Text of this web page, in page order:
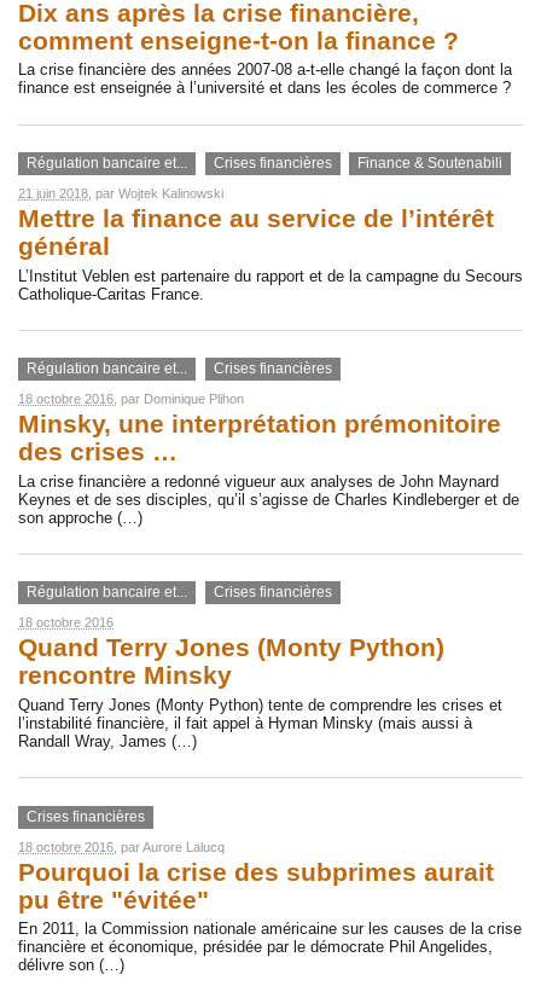
Dix ans après la crise financière,
comment enseigne-t-on la finance ?
La crise financière des années 2007-08 a-t-elle changé la façon dont la
finance est enseignée à l’université et dans les écoles de commerce ?
Régulation bancaire et... Crises financières Finance & Soutenabili
21 juin 2018 , par Wojtek Kalinowski
Mettre la finance au service de l’intérêt
général
L’Institut Veblen est partenaire du rapport et de la campagne du Secours
Catholique-Caritas France.
Régulation bancaire et... Crises financières
18 octobre 2016 , par Dominique Plihon
Minsky, une interprétation prémonitoire
des crises …
La crise financière a redonné vigueur aux analyses de John Maynard
Keynes et de ses disciples, qu’il s’agisse de Charles Kindleberger et de
son approche (…)
Régulation bancaire et... Crises financières
18 octobre 2016
Quand Terry Jones (Monty Python)
rencontre Minsky
Quand Terry Jones (Monty Python) tente de comprendre les crises et
l’instabilité financière, il fait appel à Hyman Minsky (mais aussi à
Randall Wray, James (…)
Crises financières
18 octobre 2016 , parAurore Lalucq
Pourquoi la crise des subprimes aurait
pu être "évitée"
En 2011, la Commission nationale américaine sur les causes de la crise
financière et économique, présidée par le démocrate Phil Angelides,
délivre son (…)